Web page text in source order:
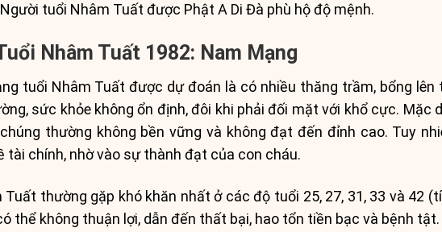
tuổi Nhâm Tuất được Phật A Di Đà phù hộ độ mệnh.
Nhâm Tuất 1982: Nam Mạng
tuổi Nhâm Tuất được dự đoán là có nhiều thăng trầm, bổng
sức khỏe không ổn định, đôi khi phải đối mặt với khổ cực. Mặc
thường không bền vững và không đạt đến đỉnh cao. Tuy
tài chính, nhờ vào sự thành đạt của con cháu.
thường gặp khó khăn nhất ở các độ tuổi 25, 27, 31, 33 và 42
thể không thuận lợi, dẫn đến thất bại, hao tổn tiền bạc và bệnh tật.